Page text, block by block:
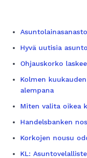
Asuntolainasanasto
Hyvä uutisia
Ohjauskorko
Kolmen
alempana
Miten valita oikea
Handelsbanken
Korkojen nousu
KL: